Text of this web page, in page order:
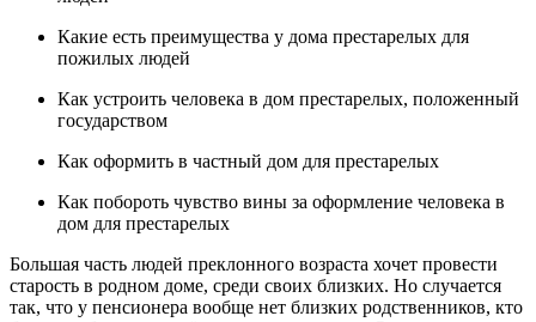
Какие есть преимущества у дома престарелых для
пожилых людей
Как устроить человека в дом престарелых, положенный
государством
Как оформить в частный дом для престарелых
Как побороть чувство вины за оформление человека в
дом для престарелых
Большая часть людей преклонного возраста хочет провести
старость в родном доме, среди своих близких. Но случается
так, что у пенсионера вообще нет близких родственников, кто